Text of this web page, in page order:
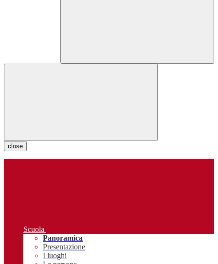
close
Scuola
Panoramica
Presentazione
I luoghi